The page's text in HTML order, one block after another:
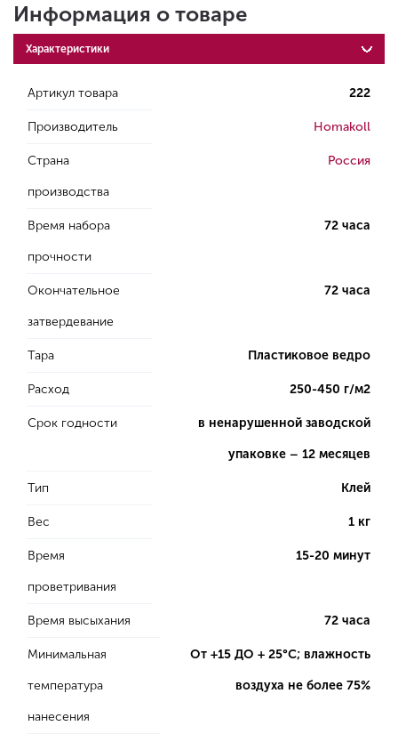
Информация о товаре
Характеристики
Артикул товара 222
Производитель Homakoll
Страна
производства
Россия
Время набора
прочности
72 часа
Окончательное
затвердевание
72 часа
Тара Пластиковое ведро
Расход 250-450 г/м2
Срок годности в ненарушенной заводской
упаковке – 12 месяцев
Тип Клей
Вес 1 кг
Время
проветривания
15-20 минут
Время высыхания 72 часа
Минимальная
температура
нанесения
От +15 ДО + 25°C; влажность
воздуха не более 75%